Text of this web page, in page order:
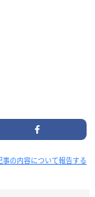
事の内容について報告する